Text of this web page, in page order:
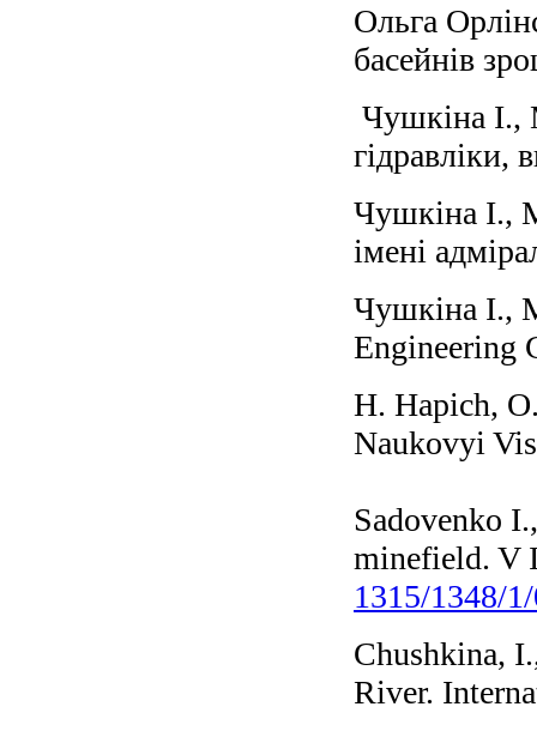
Ольга
басейнів
Чушкіна І.,
Чушкіна І.,
імені
Чушкіна І.,
Engineering
H. Hapich,
Naukovyi
Sadovenko
minefield. V
1315/1348/
Chushkina,
River.